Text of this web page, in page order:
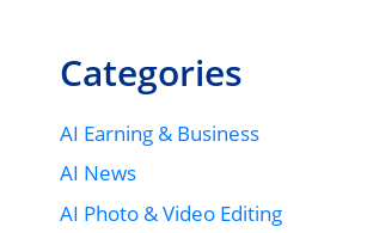
Categories
AI Earning & Business
AI News
AI Photo & Video Editing